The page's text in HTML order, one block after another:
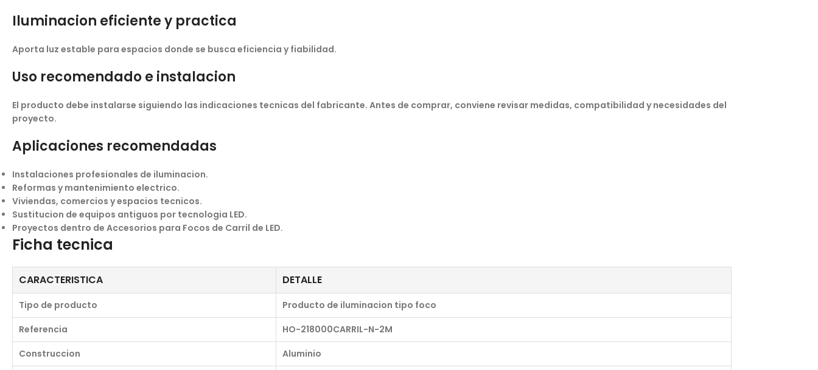
Iluminacion eficiente y practica
Aporta luz estable para espacios donde se busca eficiencia y fiabilidad.
Uso recomendado e instalacion
El producto debe instalarse siguiendo las indicaciones tecnicas del fabricante. Antes de comprar, conviene revisar medidas, compatibilidad y necesidades del
proyecto.
Aplicaciones recomendadas
Instalaciones profesionales de iluminacion.
Reformas y mantenimiento electrico.
Viviendas, comercios y espacios tecnicos.
Sustitucion de equipos antiguos por tecnologia LED.
Proyectos dentro de Accesorios para Focos de Carril de LED.
Ficha tecnica
CARACTERISTICA DETALLE
Tipo de producto
Producto de iluminacion tipo foco
Referencia
HO-218000CARRIL-N-2M
Construccion
Aluminio